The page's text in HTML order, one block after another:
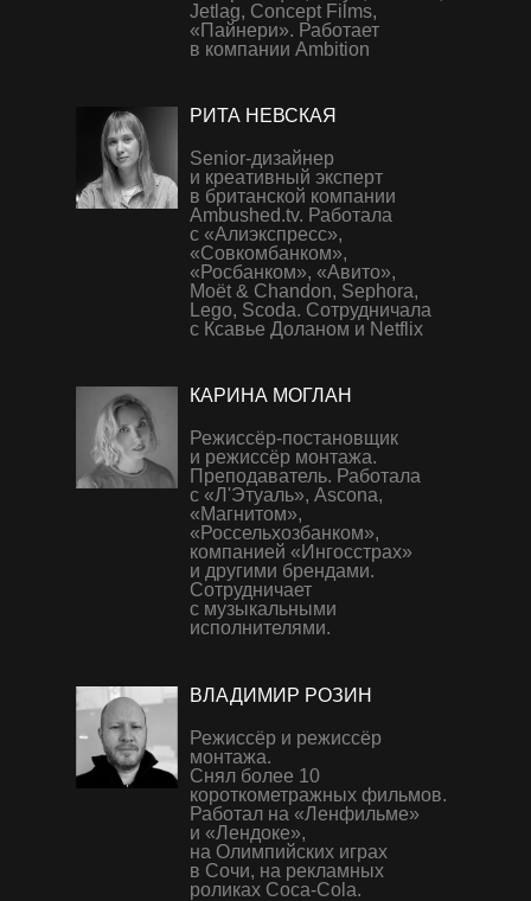
Jetlag, Concept Films,
«Пайнери». Работает
в компании Ambition
РИТА НЕВСКАЯ
Senior-дизайнер
и креативный эксперт
в британской компании
Ambushed.tv. Работала
с «Алиэкспресс»,
«Совкомбанком»,
«Росбанком», «Авито»,
Moët & Chandon, Sephora,
Lego, Scoda. Сотрудничала
с Ксавье Доланом и Netflix
КАРИНА МОГЛАН
Режиссёр-постановщик
и режиссёр монтажа.
Преподаватель. Работала
с «Л'Этуаль», Ascona,
«Магнитом»,
«Россельхозбанком»,
компанией «Ингосстрах»
и другими брендами.
Сотрудничает
с музыкальными
исполнителями.
ВЛАДИМИР РОЗИН
Режиссёр и режиссёр
монтажа.
Снял более 10
короткометражных фильмов.
Работал на «Ленфильме»
и «Лендоке»,
на Олимпийских играх
в Сочи, на рекламных
роликах Coca-Cola.